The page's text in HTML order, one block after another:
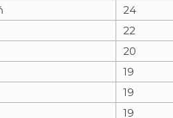
24
22
20
19
19
19